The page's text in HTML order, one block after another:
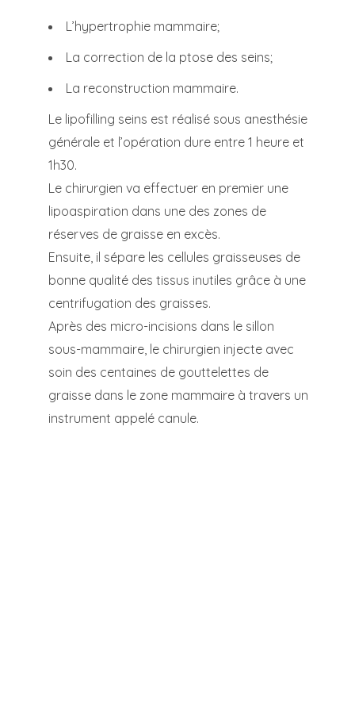
L’hypertrophie mammaire;
La correction de la ptose des seins;
La reconstruction mammaire.
Le lipofilling seins est réalisé sous anesthésie
générale et l’opération dure entre 1 heure et
1h30.
Le chirurgien va effectuer en premier une
lipoaspiration dans une des zones de
réserves de graisse en excès.
Ensuite, il sépare les cellules graisseuses de
bonne qualité des tissus inutiles grâce à une
centrifugation des graisses.
Après des micro-incisions dans le sillon
sous-mammaire, le chirurgien injecte avec
soin des centaines de gouttelettes de
graisse dans le zone mammaire à travers un
instrument appelé canule.